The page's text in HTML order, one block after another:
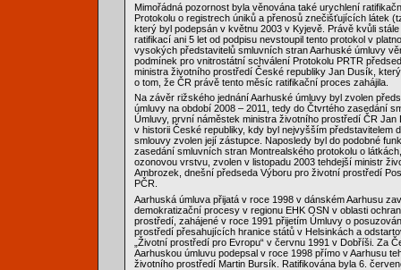
Mimořádná pozornost byla věnována také urychlení
Protokolu o registrech úniků a přenosů znečišťujících látek
který byl podepsán v květnu 2003 v Kyjevě. Právě kvůli
ratifikací ani 5 let od podpisu nevstoupil tento protokol v
vysokých představitelů smluvních stran Aarhuské úmluvy
podmínek pro vnitrostátní schválení Protokolu PRTR
ministra životního prostředí České republiky Jan Dusík,
o tom, že ČR právě tento měsíc ratifikační proces zahájila.
Na závěr rižského jednání Aarhuské úmluvy byl zvolen
úmluvy na období 2008 – 2011, tedy do Čtvrtého zasedání
Úmluvy, první náměstek ministra životního prostředí ČR Jan
v historii České republiky, kdy byl nejvyšším představitelem
smlouvy zvolen její zástupce. Naposledy byl do podobné
zasedání smluvních stran Montrealského protokolu o
ozonovou vrstvu, zvolen v listopadu 2003 tehdejší ministr
Ambrozek, dnešní předseda Výboru pro životní prostředí
PČR.
Aarhuská úmluva přijatá v roce 1998 v dánském Aarhusu
demokratizační procesy v regionu EHK OSN v oblasti
prostředí, zahájené v roce 1991 přijetím Úmluvy o
prostředí přesahujících hranice států v Helsinkách a
„Životní prostředí pro Evropu“ v červnu 1991 v Dobříši. Za
Aarhuskou úmluvu podepsal v roce 1998 přímo v Aarhusu
životního prostředí Martin Bursík. Ratifikována byla 6.